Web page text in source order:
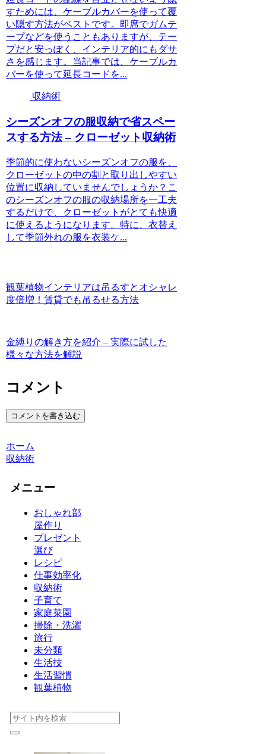
すためには、ケーブルカバーを使って覆
い隠す方法がベストです。即席でガムテ
ープなどを使うこともありますが、テー
プだと安っぽく、インテリア的にもダサ
さを感じます。当記事では、ケーブルカ
バーを使って延長コードを...
収納術
シーズンオフの服収納で省スペー
スする方法 – クローゼット収納術
季節的に使わないシーズンオフの服を、
クローゼットの中の割と取り出しやすい
位置に収納していませんでしょうか？こ
のシーズンオフの服の収納場所を一工夫
するだけで、クローゼットがとても快適
に使えるようになります。特に、衣替え
して季節外れの服を衣装ケ...
観葉植物インテリアは吊るすとオシャレ
度倍増！賃貸でも吊るせる方法
金縛りの解き方を紹介 – 実際に試した
様々な方法を解説
コメント
コメントを書き込む
ホーム
収納術
メニュー
おしゃれ部
屋作り
プレゼント
選び
レシピ
仕事効率化
収納術
子育て
家庭菜園
掃除・洗濯
旅行
未分類
生活技
生活習慣
観葉植物